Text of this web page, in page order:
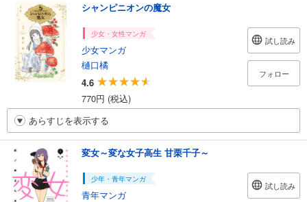
シャンピニオンの魔女
少女・女性マンガ
少女マンガ
樋口橘
4.6
770円 (税込)
試し読み
フォロー
あらすじを表示する
変女～変な女子高生 甘栗千子～
少年・青年マンガ
青年マンガ
試し読み